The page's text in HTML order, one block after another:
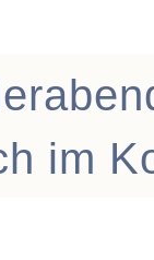
im